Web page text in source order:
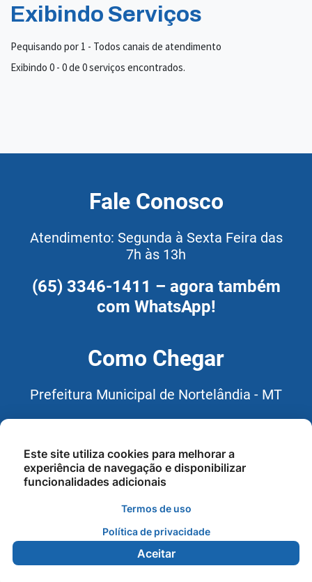
Exibindo Serviços
Pequisando por 1 - Todos canais de atendimento
Exibindo 0 - 0 de 0 serviços encontrados.
Fale Conosco
Atendimento: Segunda à Sexta Feira das
7h às 13h
(65) 3346-1411 – agora também
com WhatsApp!
Como Chegar
Prefeitura Municipal de Nortelândia - MT
Macaúba, N° 1140, Bairro: Centro,
CEP: 78.430-000
Este site utiliza cookies para melhorar a
experiência de navegação e disponibilizar
funcionalidades adicionais
Termos de uso
Política de privacidade
Aceitar